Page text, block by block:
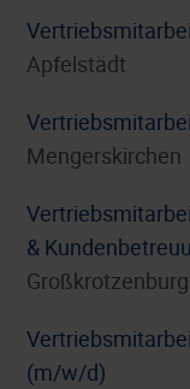
Apfelstädt
Mengerskirchen
&
Großkrotzenburg
(m/w/d)